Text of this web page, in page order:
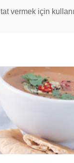
vermek için